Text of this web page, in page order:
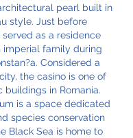
pearl built in
style. Just before
as a residence
imperial family during
Considered a
the casino is one of
buildings in Romania.
is a space dedicated
species conservation
Black Sea is home to